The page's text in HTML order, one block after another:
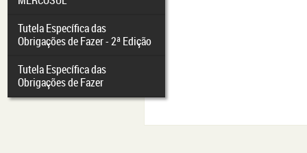
Tutela Específica das
Obrigações de Fazer - 2ª Edição
Tutela Específica das
Obrigações de Fazer